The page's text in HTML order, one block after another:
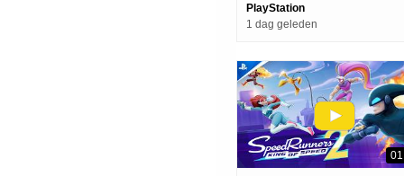
PlayStation
1 dag geleden